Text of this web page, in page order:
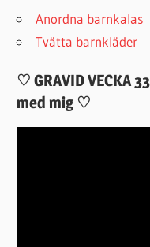
Anordna barnkalas
Tvätta barnkläder
♡ GRAVID VECKA
med mig ♡